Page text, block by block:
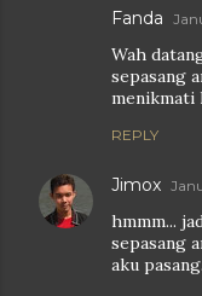
Fanda
Wah
sepasang
menikmati
REPLY
Jimox
hmmm...
sepasang
aku